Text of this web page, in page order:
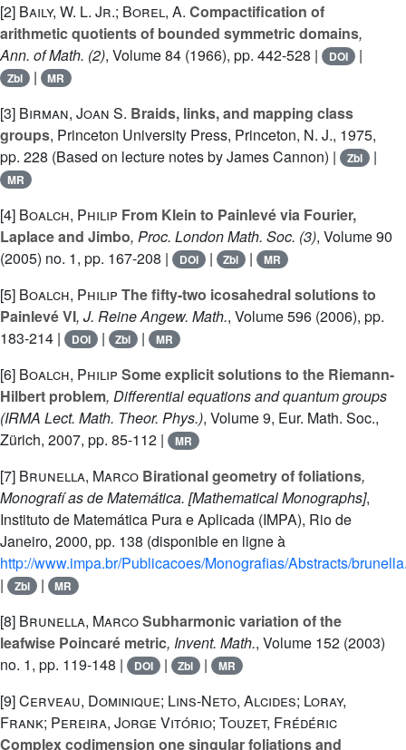
[2] Baily, W. L. Jr.; Borel, A. Compactification of
arithmetic quotients of bounded symmetric domains,
Ann. of Math. (2), Volume 84 (1966), pp. 442-528 | DOI |
Zbl | MR
[3] Birman, Joan S. Braids, links, and mapping class
groups, Princeton University Press, Princeton, N. J., 1975,
pp. 228 (Based on lecture notes by James Cannon) |
Zbl |
MR
[4] Boalch, Philip From Klein to Painlevé via Fourier,
Laplace and Jimbo, Proc. London Math. Soc. (3), Volume 90
(2005) no. 1, pp. 167-208 |
DOI | Zbl | MR
[5] Boalch, Philip The fifty-two icosahedral solutions to
Painlevé VI, J. Reine Angew. Math., Volume 596 (2006), pp.
183-214 |
DOI | Zbl | MR
[6] Boalch, Philip Some explicit solutions to the Riemann-
Hilbert problem, Differential equations and quantum groups
(IRMA Lect. Math. Theor. Phys.), Volume 9, Eur. Math. Soc.,
Zürich, 2007, pp. 85-112 |
MR
[7] Brunella, Marco Birational geometry of foliations,
Monografí as de Matemática. [Mathematical Monographs],
Instituto de Matemática Pura e Aplicada (IMPA), Rio de
Janeiro, 2000, pp. 138 (disponible en ligne à
http://www.impa.br/Publicacoes/Monografias/Abstracts/
|
Zbl | MR
[8] Brunella, MarcoSubharmonic variation of the
leafwise Poincaré metric, Invent. Math., Volume 152 (2003)
no. 1, pp. 119-148 |
DOI | Zbl | MR
[9]Cerveau, Dominique; Lins-Neto, Alcides; Loray,
Frank; Pereira, Jorge Vitório; Touzet, Frédéric
Complex codimension one singular foliations and